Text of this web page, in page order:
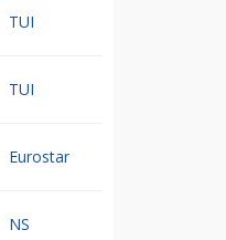
TUI
TUI
Eurostar
NS